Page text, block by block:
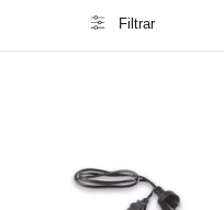
Filtrar